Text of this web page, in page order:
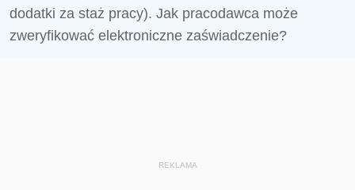
dodatki za staż pracy). Jak pracodawca może
zweryfikować elektroniczne zaświadczenie?
REKLAMA